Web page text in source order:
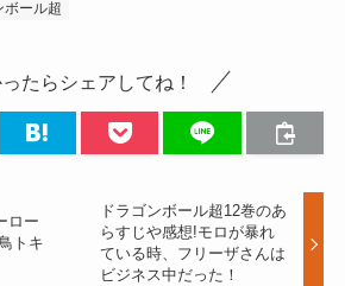
ボール超
たらシェアしてね！
ロー
トキ
ドラゴンボール超12巻のあ
らすじや感想!モロが暴れ
ている時、フリーザさんは
ビジネス中だった！